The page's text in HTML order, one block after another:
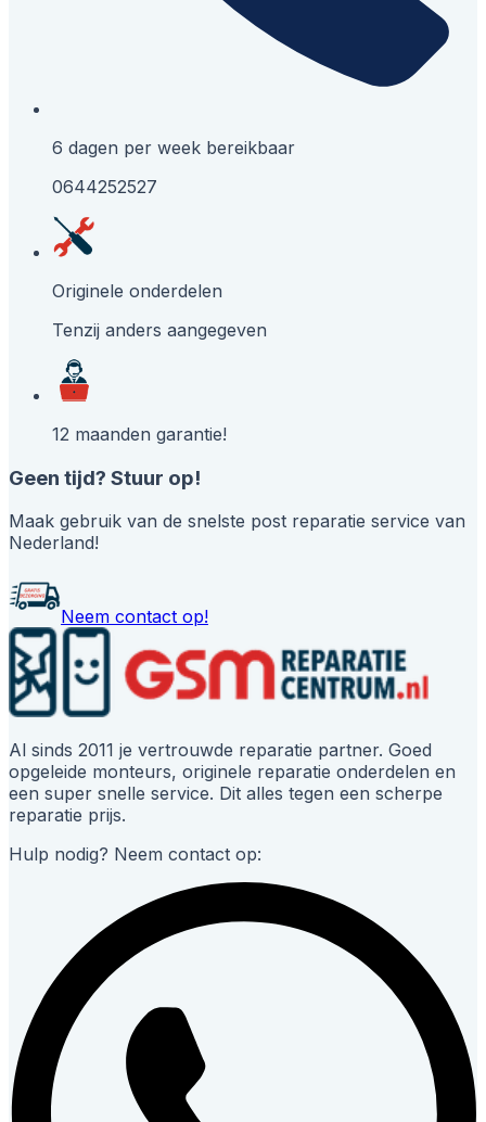
6 dagen per week bereikbaar
0644252527
Originele onderdelen
Tenzij anders aangegeven
12 maanden garantie!
Geen tijd? Stuur op!
Maak gebruik van de snelste post reparatie service van
Nederland!
Neem contact op!
Al sinds 2011 je vertrouwde reparatie partner. Goed
opgeleide monteurs, originele reparatie onderdelen en
een super snelle service. Dit alles tegen een scherpe
reparatie prijs.
Hulp nodig? Neem contact op: